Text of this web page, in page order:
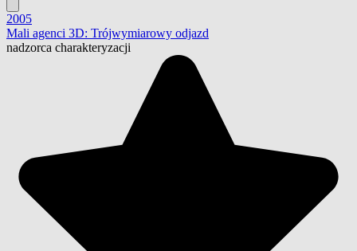
2005
Mali agenci 3D: Trójwymiarowy odjazd
nadzorca charakteryzacji